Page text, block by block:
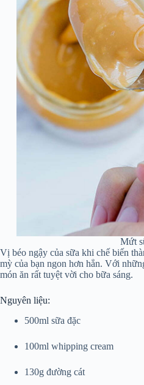
Mứt
Vị béo ngậy của sữa khi chế biến
mỳ của bạn ngon hơn hẳn. Với
món ăn rất tuyệt vời cho bữa sáng.
Nguyên liệu:
500ml sữa đặc
100ml whipping cream
130g đường cát